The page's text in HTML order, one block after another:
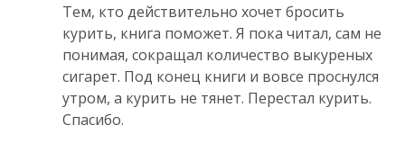
Тем, кто действительно хочет бросить
курить, книга поможет. Я пока читал, сам не
понимая, сокращал количество выкуреных
сигарет. Под конец книги и вовсе проснулся
утром, а курить не тянет. Перестал курить.
Спасибо.